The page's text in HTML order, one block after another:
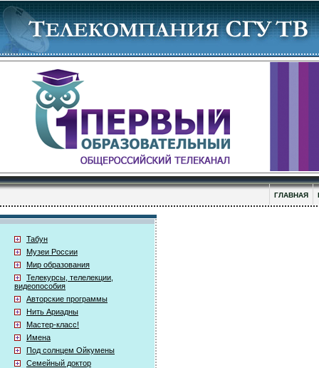
ГЛАВНАЯ
Табун
Музеи России
Мир образования
Телекурсы, телелекции,
видеопособия
Авторские программы
Нить Ариадны
Мастер-класс!
Имена
Под солнцем Ойкумены
Семейный доктор